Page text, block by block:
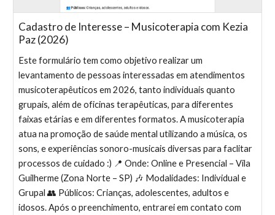
Cadastro de Interesse – Musicoterapia com Kezia
Paz (2026)
Este formulário tem como objetivo realizar um
levantamento de pessoas interessadas em atendimentos
musicoterapêuticos em 2026, tanto individuais quanto
grupais, além de oficinas terapêuticas, para diferentes
faixas etárias e em diferentes formatos. A musicoterapia
atua na promoção de saúde mental utilizando a música, os
sons, e experiências sonoro-musicais diversas para faclitar
processos de cuidado :) 📍 Onde: Online e Presencial – Vila
Guilherme (Zona Norte – SP) 🎶 Modalidades: Individual e
Grupal 👥 Públicos: Crianças, adolescentes, adultos e
idosos. Após o preenchimento, entrarei em contato com